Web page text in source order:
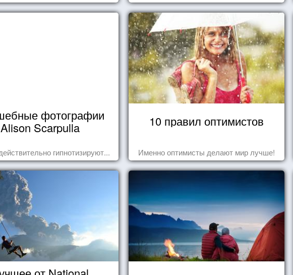
фотографии
Alison Scarpulla
гипнотизируют...
10 правил оптимистов
Именно оптимисты делают мир лучше!